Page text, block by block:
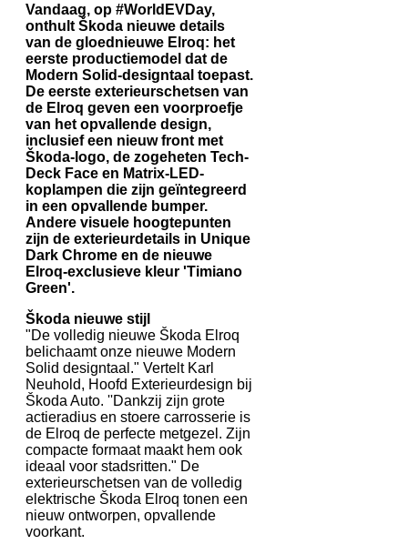
Vandaag, op #WorldEVDay,
onthult Škoda nieuwe details
van de gloednieuwe Elroq: het
eerste productiemodel dat de
Modern Solid-designtaal toepast.
De eerste exterieurschetsen van
de Elroq geven een voorproefje
van het opvallende design,
inclusief een nieuw front met
Škoda-logo, de zogeheten Tech-
Deck Face en Matrix-LED-
koplampen die zijn geïntegreerd
in een opvallende bumper.
Andere visuele hoogtepunten
zijn de exterieurdetails in Unique
Dark Chrome en de nieuwe
Elroq-exclusieve kleur 'Timiano
Green'.
Škoda nieuwe stijl
"De volledig nieuwe Škoda Elroq
belichaamt onze nieuwe Modern
Solid designtaal." Vertelt Karl
Neuhold, Hoofd Exterieurdesign bij
Škoda Auto. ''Dankzij zijn grote
actieradius en stoere carrosserie is
de Elroq de perfecte metgezel. Zijn
compacte formaat maakt hem ook
ideaal voor stadsritten." De
exterieurschetsen van de volledig
elektrische Škoda Elroq tonen een
nieuw ontworpen, opvallende
voorkant.